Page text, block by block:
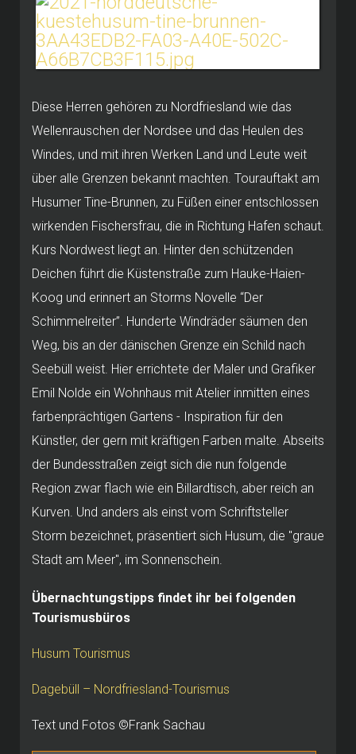
Diese Herren gehören zu Nordfriesland wie das
Wellenrauschen der Nordsee und das Heulen des
Windes, und mit ihren Werken Land und Leute weit
über alle Grenzen bekannt machten. Tourauftakt am
Husumer Tine-Brunnen, zu Füßen einer entschlossen
wirkenden Fischersfrau, die in Richtung Hafen schaut.
Kurs Nordwest liegt an. Hinter den schützenden
Deichen führt die Küstenstraße zum Hauke-Haien-
Koog und erinnert an Storms Novelle “Der
Schimmelreiter”. Hunderte Windräder säumen den
Weg, bis an der dänischen Grenze ein Schild nach
Seebüll weist. Hier errichtete der Maler und Grafiker
Emil Nolde ein Wohnhaus mit Atelier inmitten eines
farbenprächtigen Gartens - Inspiration für den
Künstler, der gern mit kräftigen Farben malte. Abseits
der Bundesstraßen zeigt sich die nun folgende
Region zwar flach wie ein Billardtisch, aber reich an
Kurven. Und anders als einst vom Schriftsteller
Storm bezeichnet, präsentiert sich Husum, die "graue
Stadt am Meer", im Sonnenschein.
Übernachtungstipps findet ihr bei folgenden
Tourismusbüros
Husum Tourismus
Dagebüll – Nordfriesland-Tourismus
Text und Fotos ©Frank Sachau